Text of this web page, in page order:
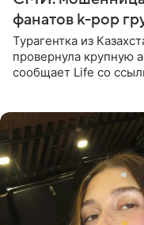
фанатов k-pop
Турагентка из
провернула крупную
сообщает Life со